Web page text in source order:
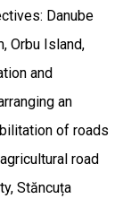
Danube
Orbu Island,
and
an
of roads
road
Stăncuța